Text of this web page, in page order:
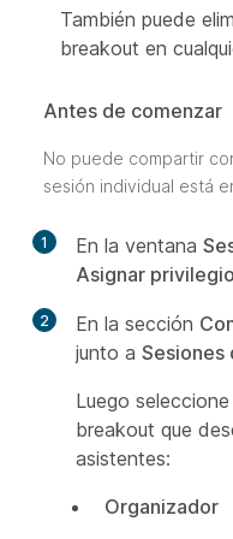
También puede
breakout en
Antes de comenzar
No puede compartir
sesión individual está
1 En la ventana
Asignar
2 En la sección
junto a Sesiones
Luego
breakout que
asistentes:
Organizador